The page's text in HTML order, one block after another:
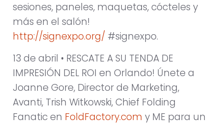
sesiones, paneles, maquetas, cócteles y
más en el salón!
http://signexpo.org/ #signexpo.
13 de abril • RESCATE A SU TENDA DE
IMPRESIÓN DEL ROI en Orlando! Únete a
Joanne Gore, Director de Marketing,
Avanti, Trish Witkowski, Chief Folding
Fanatic en FoldFactory.com y ME para un